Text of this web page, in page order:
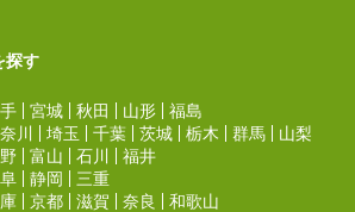
探す
宮城 秋田 山形
福島
川 埼玉 千葉 茨城 栃木 群馬
山梨
富山 石川
福井
静岡
三重
京都 滋賀 奈良
和歌山